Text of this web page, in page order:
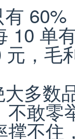
10 单
，毛
多数
不敢
撑不住